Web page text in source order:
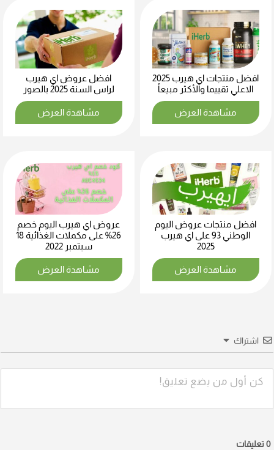
افضل منتجات اي هيرب 2025
الاعلي تقييما والأكثر مبيعاً
مشاهدة العرض
افضل عروض اي هيرب
لراس السنة 2025 بالصور
مشاهدة العرض
افضل منتجات عروض اليوم
الوطني 93 على اي هيرب
2025
مشاهدة العرض
عروض اي هيرب اليوم خصم
26% على مكملات الغذائية 18
سبتمبر 2022
مشاهدة العرض
اشتراك
0تعليقات